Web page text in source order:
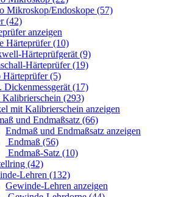
Mikroskop/Endoskope (57)
(42)
anzeigen
Härteprüfer (10)
Härteprüfgerät (9)
Härteprüfer (19)
Härteprüfer (5)
Dickenmessgerät (17)
(293)
mit Kalibrierschein anzeigen
und Endmaßsatz (66)
Endmaß und Endmaßsatz anzeigen
Endmaß (56)
Endmaß-Satz (10)
(42)
Lehren (132)
Gewinde-Lehren anzeigen